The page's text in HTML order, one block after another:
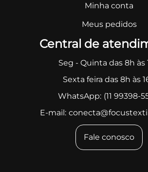
Minha conta
Meus pedidos
Central de
Seg - Quinta das 8h às
Sexta feira das 8h às
WhatsApp: (11 99398-
E-mail:
Fale conosco